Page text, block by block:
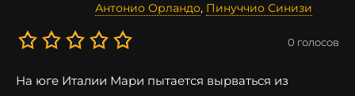
Антонио Орландо, Пинуччио Синизи
0 голосов
На юге Италии Мари пытается вырваться из